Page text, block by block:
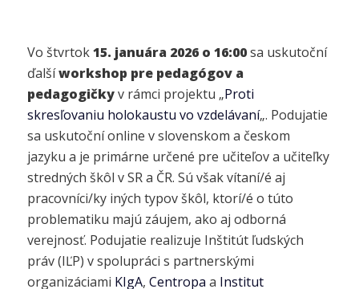
Vo štvrtok15. januára 2026 o 16:00sa uskutoční
ďalšíworkshop pre pedagógov a
pedagogičkyv rámci projektu „Proti
skresľovaniu holokaustu vo vzdelávaní„. Podujatie
sa uskutoční online v slovenskom a českom
jazyku a je primárne určené pre učiteľov a učiteľky
stredných škôl v SR a ČR. Sú však vítaní/é aj
pracovníci/ky iných typov škôl, ktorí/é o túto
problematiku majú záujem, ako aj odborná
verejnosť. Podujatie realizuje Inštitút ľudských
práv (IĽP) v spolupráci s partnerskými
organizáciami KIgA,Centropa a Institut